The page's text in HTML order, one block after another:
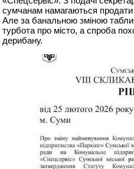
сумчанам намагаються
Але за банальною зміною
турбота про місто, а спроба
дерибану.